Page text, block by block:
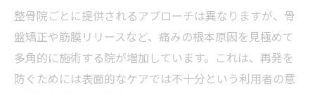
整骨院ごとに提供されるアプローチは異なりますが、骨
盤矯正や筋膜リリースなど、痛みの根本原因を見極めて
多角的に施術する院が増加しています。これは、再発を
防ぐためには表面的なケアでは不十分という利用者の意